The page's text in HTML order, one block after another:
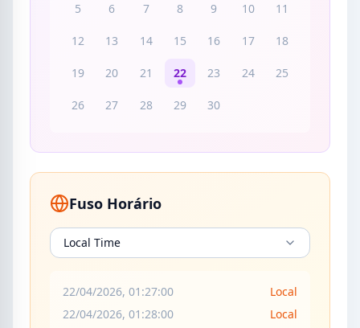
5 6 7 8 9 10 11
12 13 14 15 16 17 18
19 20 21 22 23 24 25
26 27 28 29 30
Fuso Horário
Local Time
22/04/2026, 01:27:00
Local
22/04/2026, 01:28:00
Local